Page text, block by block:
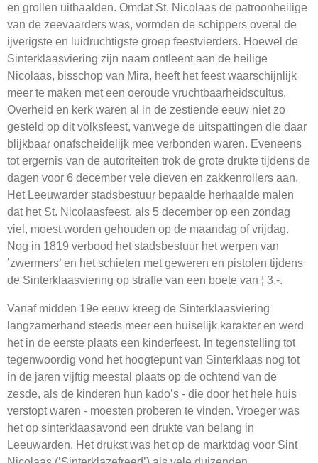
en grollen uithaalden. Omdat St. Nicolaas de patroonheilige
van de zeevaarders was, vormden de schippers overal de
ijverigste en luidruchtigste groep feestvierders. Hoewel de
Sinterklaasviering zijn naam ontleent aan de heilige
Nicolaas, bisschop van Mira, heeft het feest waarschijnlijk
meer te maken met een oeroude vruchtbaarheidscultus.
Overheid en kerk waren al in de zestiende eeuw niet zo
gesteld op dit volksfeest, vanwege de uitspattingen die daar
blijkbaar onafscheidelijk mee verbonden waren. Eveneens
tot ergernis van de autoriteiten trok de grote drukte tijdens de
dagen voor 6 december vele dieven en zakkenrollers aan.
Het Leeuwarder stadsbestuur bepaalde herhaalde malen
dat het St. Nicolaasfeest, als 5 december op een zondag
viel, moest worden gehouden op de maandag of vrijdag.
Nog in 1819 verbood het stadsbestuur het werpen van
’zwermers’ en het schieten met geweren en pistolen tijdens
de Sinterklaasviering op straffe van een boete van ¦ 3,-.
Vanaf midden 19e eeuw kreeg de Sinterklaasviering
langzamerhand steeds meer een huiselijk karakter en werd
het in de eerste plaats een kinderfeest. In tegenstelling tot
tegenwoordig vond het hoogtepunt van Sinterklaas nog tot
in de jaren vijftig meestal plaats op de ochtend van de
zesde, als de kinderen hun kado’s - die door het hele huis
verstopt waren - moesten proberen te vinden. Vroeger was
het op sinterklaasavond een drukte van belang in
Leeuwarden. Het drukst was het op de marktdag voor Sint